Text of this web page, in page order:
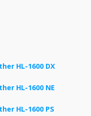
HL-1600 DX
HL-1600 NE
HL-1600 PS